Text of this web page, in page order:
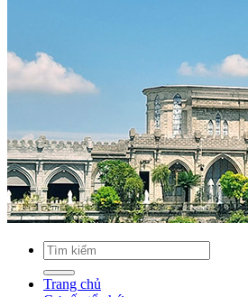
Trang chủ